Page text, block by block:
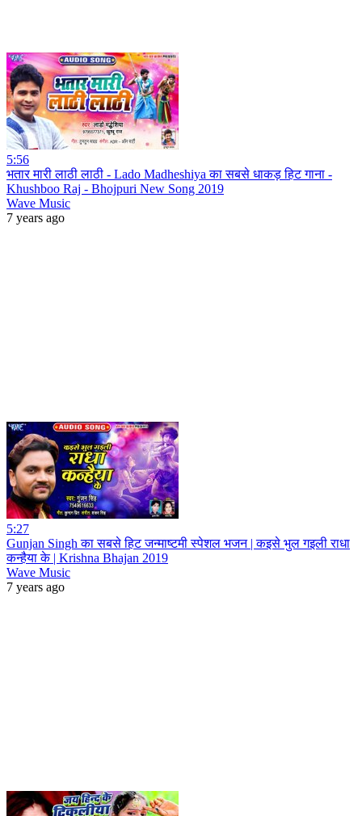
5:56
भतार मारी लाठी लाठी - Lado Madheshiya का सबसे धाकड़ हिट गाना -
Khushboo Raj - Bhojpuri New Song 2019
Wave Music
7 years ago
5:27
Gunjan Singh का सबसे हिट जन्माष्टमी स्पेशल भजन | कइसे भुल गइली राधा
कन्हैया के | Krishna Bhajan 2019
Wave Music
7 years ago